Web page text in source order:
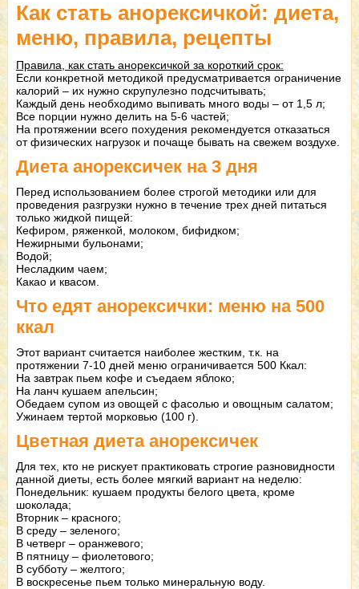
Как стать анорексичкой: диета,
меню, правила, рецепты
Правила, как стать анорексичкой за короткий срок:
Если конкретной методикой предусматривается ограничение
калорий – их нужно скрупулезно подсчитывать;
Каждый день необходимо выпивать много воды – от 1,5 л;
Все порции нужно делить на 5-6 частей;
На протяжении всего похудения рекомендуется отказаться
от физических нагрузок и почаще бывать на свежем воздухе.
Диета анорексичек на 3 дня
Перед использованием более строгой методики или для
проведения разгрузки нужно в течение трех дней питаться
только жидкой пищей:
Кефиром, ряженкой, молоком, бифидком;
Нежирными бульонами;
Водой;
Несладким чаем;
Какао и квасом.
Что едят анорексички: меню на 500
ккал
Этот вариант считается наиболее жестким, т.к. на
протяжении 7-10 дней меню ограничивается 500 Ккал:
На завтрак пьем кофе и съедаем яблоко;
На ланч кушаем апельсин;
Обедаем супом из овощей с фасолью и овощным салатом;
Ужинаем тертой морковью (100 г).
Цветная диета анорексичек
Для тех, кто не рискует практиковать строгие разновидности
данной диеты, есть более мягкий вариант на неделю:
Понедельник: кушаем продукты белого цвета, кроме
шоколада;
Вторник – красного;
В среду – зеленого;
В четверг – оранжевого;
В пятницу – фиолетового;
В субботу – желтого;
В воскресенье пьем только минеральную воду.